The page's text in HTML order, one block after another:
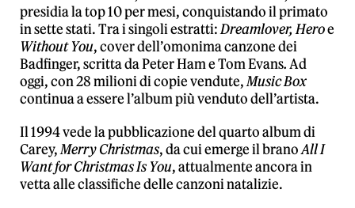
presidia la top 10 per mesi, conquistando il primato
in sette stati. Tra i singoli estratti:Dreamlover, Heroe
Without You, cover dell’omonima canzone dei
Badfinger, scritta da Peter Ham e Tom Evans.Ad
oggi, con 28 milioni di copie vendute,Music Box
continua a essere l’album più venduto dell’artista.
Il 1994 vede la pubblicazione del quarto album di
Carey,Merry Christmas, da cui emerge il branoAll I
Want for Christmas Is You, attualmente ancora in
vetta alle classifiche delle canzoni natalizie.